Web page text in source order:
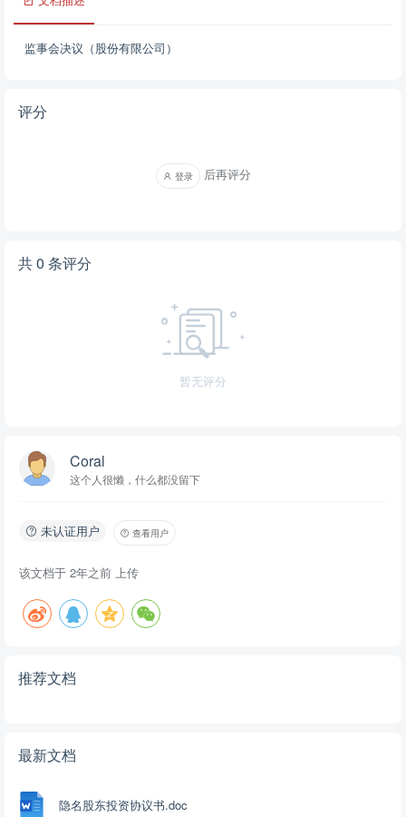
监事会决议（股份有限公司）
评分
登录 后再评分
共 0 条评分
暂无评分
Coral
这个人很懒，什么都没留下
未认证用户 查看用户
该文档于 2年之前 上传
推荐文档
最新文档
隐名股东投资协议书.doc